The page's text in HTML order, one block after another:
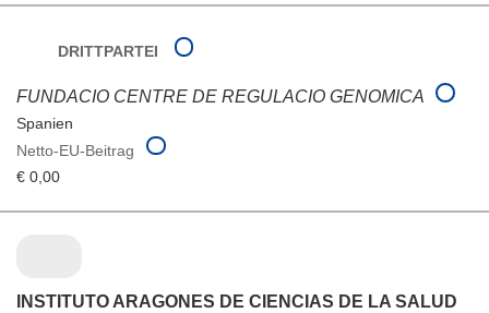
DRITTPARTEI
FUNDACIO CENTRE DE REGULACIO GENOMICA
Spanien
Netto-EU-Beitrag
€ 0,00
INSTITUTO ARAGONES DE CIENCIAS DE LA SALUD